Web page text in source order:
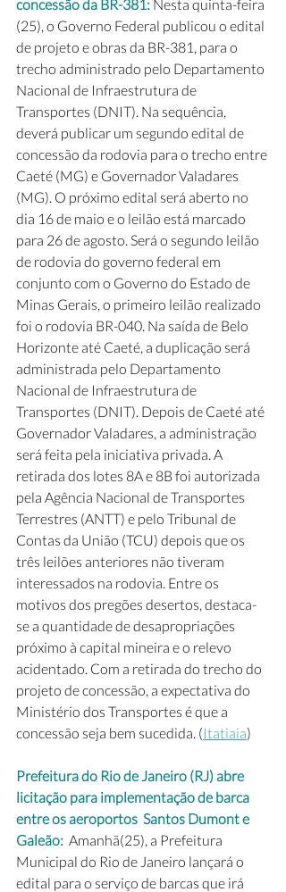
concessão da BR-381: Nesta quinta-feira
(25), o Governo Federal publicou o edital
de projeto e obras da BR-381, para o
trecho administrado pelo Departamento
Nacional de Infraestrutura de
Transportes (DNIT). Na sequência,
deverá publicar um segundo edital de
concessão da rodovia para o trecho entre
Caeté (MG) e Governador Valadares
(MG). O próximo edital será aberto no
dia 16 de maio e o leilão está marcado
para 26 de agosto. Será o segundo leilão
de rodovia do governo federal em
conjunto com o Governo do Estado de
Minas Gerais, o primeiro leilão realizado
foi o rodovia BR-040. Na saída de Belo
Horizonte até Caeté, a duplicação será
administrada pelo Departamento
Nacional de Infraestrutura de
Transportes (DNIT). Depois de Caeté até
Governador Valadares, a administração
será feita pela iniciativa privada. A
retirada dos lotes 8A e 8B foi autorizada
pela Agência Nacional de Transportes
Terrestres (ANTT) e pelo Tribunal de
Contas da União (TCU) depois que os
três leilões anteriores não tiveram
interessados na rodovia. Entre os
motivos dos pregões desertos, destaca-
se a quantidade de desapropriações
próximo à capital mineira e o relevo
acidentado. Com a retirada do trecho do
projeto de concessão, a expectativa do
Ministério dos Transportes é que a
concessão seja bem sucedida. (Itatiaia)
Prefeitura do Rio de Janeiro (RJ) abre
licitação para implementação de barca
entre os aeroportos  Santos Dumont e
Galeão: Amanhã(25), a Prefeitura
Municipal do Rio de Janeiro lançará o
edital para o serviço de barcas que irá